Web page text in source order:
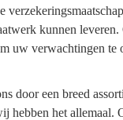
kunnen leveren.
uw verwachtingen te
door een breed
hebben het allemaal.